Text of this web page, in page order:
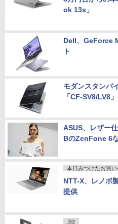
ok 13s」
Dell、GeForce
ト
モダンスタンバ
「CF-SV8/LV8」
ASUS、レザー
BのZenFone 6
本日みつけたお買い
NTT-X、レノボ
提供
.biz